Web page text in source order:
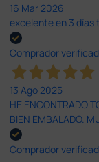
16 Mar 2026
excelente en 3 días
Comprador
13 Ago 2025
HE ENCONTRADO
BIEN EMBALADO.
Comprador